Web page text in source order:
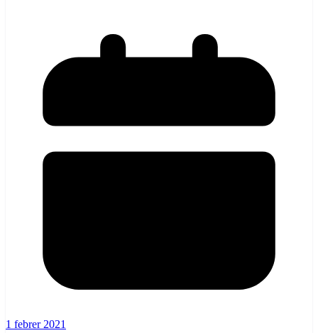
1 febrer 2021